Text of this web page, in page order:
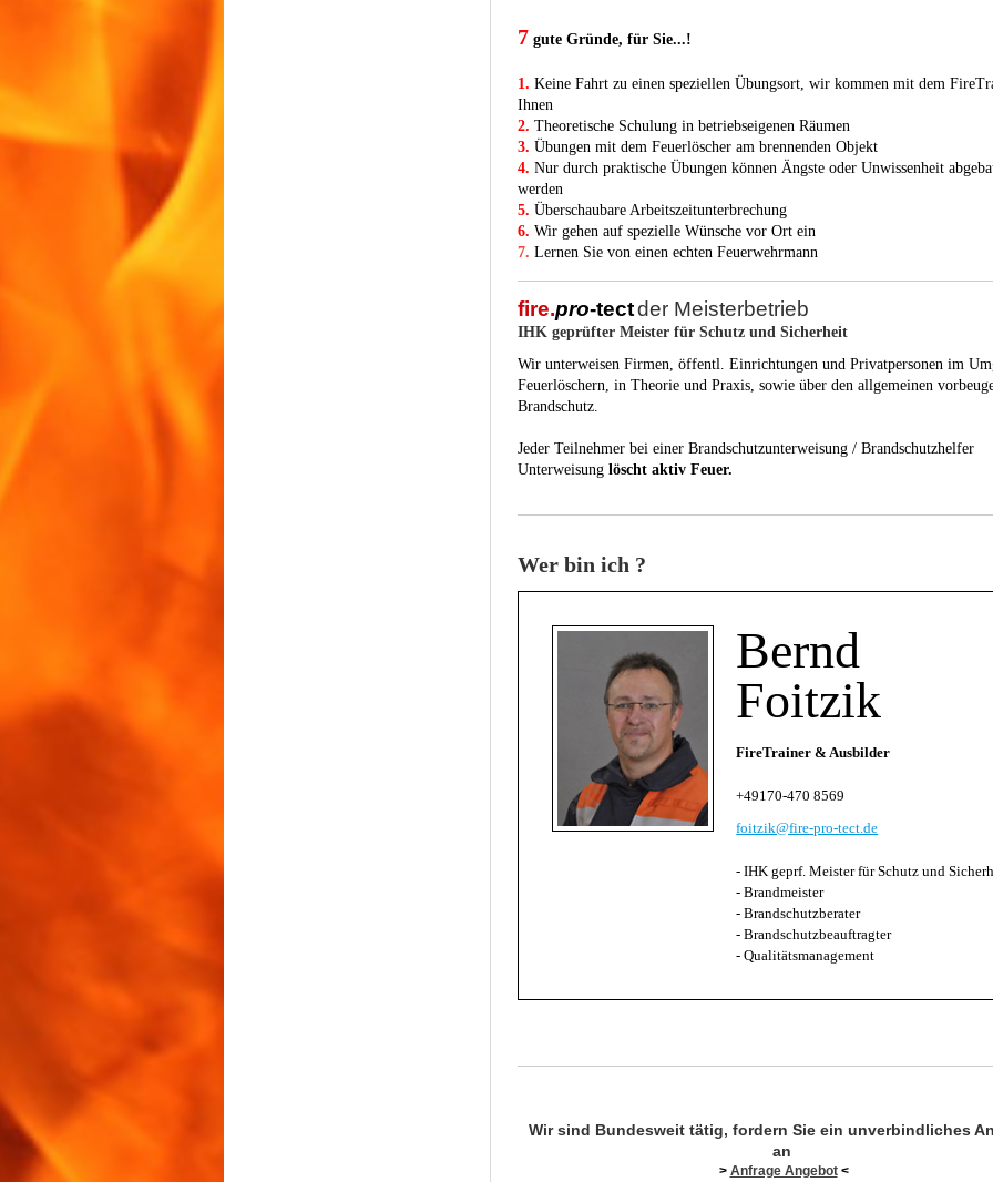
7 gute Gründe, für Sie...!
1. Keine Fahrt zu einen speziellen Übungsort, wir kommen mit dem
Ihnen
2. Theoretische Schulung in betriebseigenen Räumen
3. Übungen mit dem Feuerlöscher am brennenden Objekt
4. Nur durch praktische Übungen können Ängste oder Unwissenheit
werden
5. Überschaubare Arbeitszeitunterbrechung
6. Wir gehen auf spezielle Wünsche vor Ort ein
7. Lernen Sie von einen echten Feuerwehrmann
fire.pro-tectder Meisterbetrieb
IHK geprüfter Meister für Schutz und Sicherheit
Wir unterweisen Firmen, öffentl. Einrichtungen und Privatpersonen im
Feuerlöschern, in Theorie und Praxis, sowie über den allgemeinen
Brandschutz.
Jeder Teilnehmer bei einer Brandschutzunterweisung / Brandschutzhelfer
Unterweisung löscht aktiv Feuer.
Wer bin ich ?
Bernd
Foitzik
FireTrainer & Ausbilder
+49170-470 8569
foitzik@fire-pro-tect.de
- IHK geprf. Meister für Schutz und
- Brandmeister
- Brandschutzberater
- Brandschutzbeauftragter
- Qualitätsmanagement
Wir sind Bundesweit tätig, fordern Sie ein unverbindliches
an
> Anfrage Angebot<